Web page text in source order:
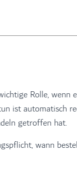
Rolle, wenn
ist automatisch
getroffen hat.
wann